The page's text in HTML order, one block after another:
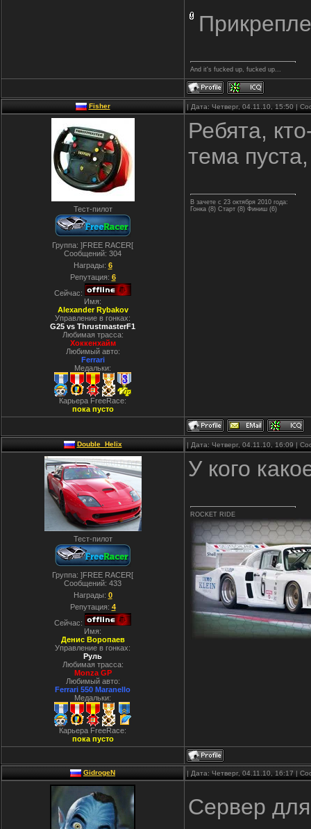
And it's fucked up, fucked up...
Fisher | Дата: Четверг, 04.11.10, 15:50 |
Тест-пилот
Группа: ]FREE RACER[
Сообщений: 304
Награды: 6
Репутация: 6
Сейчас:
Имя:
Alexander Rybakov
Управление в гонках:
G25 vs ThrustmasterF1
Любимая трасса:
Хоккенхайм
Любимый авто:
Ferrari
Медальки:
Карьера FreeRace:
пока пусто
Ребята,
тема
В зачете с 23 октября 2010 года:
Гонка (8) Старт (8) Финиш (6)
Double_Helix | Дата: Четверг, 04.11.10, 16:09 |
Тест-пилот
Группа: ]FREE RACER[
Сообщений: 433
Награды: 0
Репутация: 4
Сейчас:
Имя:
Денис Воропаев
Управление в гонках:
Руль
Любимая трасса:
Monza GP
Любимый авто:
Ferrari 550 Maranello
Медальки:
Карьера FreeRace:
пока пусто
У кого
ROCKET RIDE
GidrogeN | Дата: Четверг, 04.11.10, 16:17 |
Сервер